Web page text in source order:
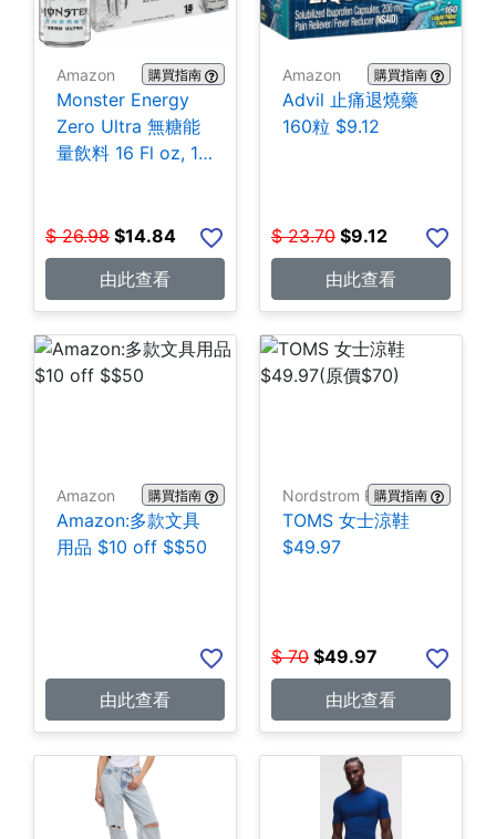
Amazon 購買指南
Monster Energy
Zero Ultra 無糖能
量飲料 16 Fl oz, 15
$ 26.98 $14.84
由此查看
Amazon 購買指南
Advil 止痛退燒藥
160粒 $9.12
$ 23.70 $9.12
由此查看
Amazon 購買指南
Amazon:多款文具
用品 $10 off $$50
由此查看
Nordstrom Rack購買指南
TOMS 女士涼鞋
$49.97
$ 70 $49.97
由此查看